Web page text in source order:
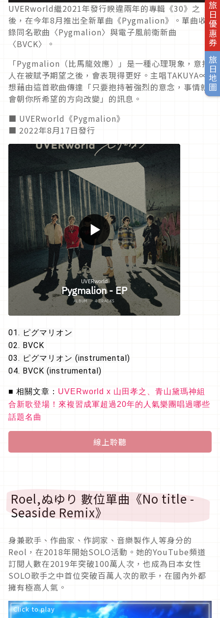
旅日優惠券
旅日地圖
UVERworld繼2021年發行睽違兩年的專輯《30》之
後，在今年8月推出全新單曲《Pygmalion》。單曲收
錄同名歌曲〈Pygmalion〉與電子風前衛新曲
〈BVCK〉。
「Pygmalion（比馬龍效應）」是一種心理現象，意指
人在被賦予期望之後，會表現得更好。主唱TAKUYA∞
想藉由這首歌曲傳達「只要抱持著強烈的意念，事情就
會朝你所希望的方向改變」的訊息。
■ UVERworld《Pygmalion》
■ 2022年8月17日發行
01. ピグマリオン
02. BVCK
03. ピグマリオン (instrumental)
04. BVCK (instrumental)
■ 相關文章： UVERworld x 山田孝之、青山黛瑪神組
合新歌登場！來複習成軍超過20年的人氣樂團唱過哪些
話題名曲
線上聆聽
Roel,ぬゆり 數位單曲《No title -
Seaside Remix》
身兼歌手、作曲家、作詞家、音樂製作人等身分的
Reol，在2018年開始SOLO活動。她的YouTube頻道
訂閱人數在2019年突破100萬人次，也成為日本女性
SOLO歌手之中首位突破百萬人次的歌手，在國內外都
擁有極高人氣。
Click to play